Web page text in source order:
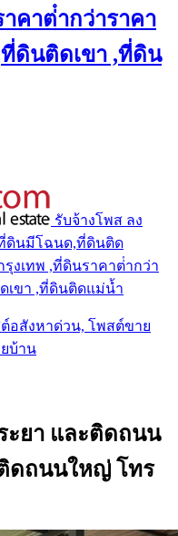
คาต่ํากว่าราคา
ดินติดเขา ,ที่ดิน
รับจ้างโพส ลง
ดินมีโฉนด,ที่ดินติด
งเทพ ,ที่ดินราคาต่ํากว่า
เขา ,ที่ดินติดแม่น้ำ
อสังหาด่วน, โพสต์ขาย
บ้าน
ะยา และติดถนน
ดถนนใหญ่ โทร